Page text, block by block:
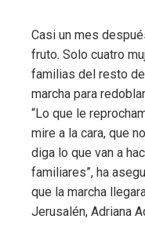
Casi un mes
fruto. Solo cuatro
familias del resto
marcha para
“Lo que le
mire a la cara, que
diga lo que van a
familiares”, ha
que la marcha
Jerusalén, Adriana